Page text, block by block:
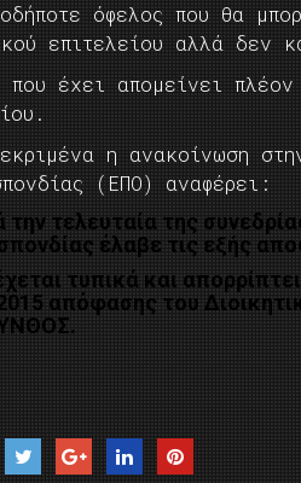
όφελος που θα
επιτελείου αλλά δεν
που έχει απομείνει
η ανακοίνωση
(ΕΠΟ) αναφέρει:
την τελευταία της
έλαβε τις εξής
τυπικά και
απόφασης του